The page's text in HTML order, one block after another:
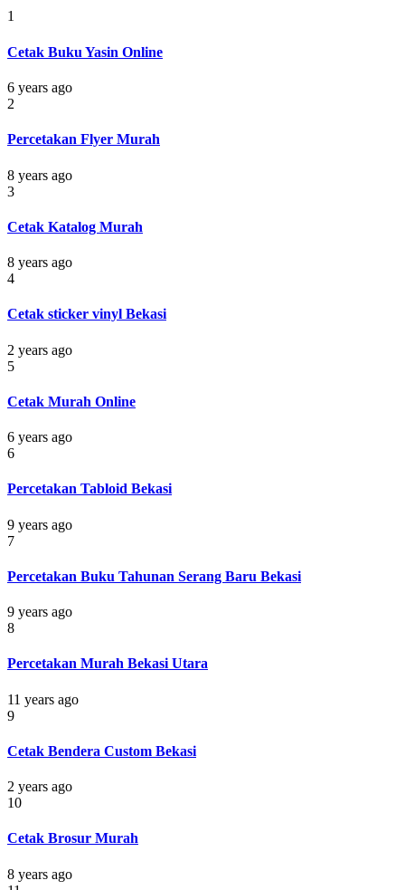
1
Cetak Buku Yasin Online
6 years ago
2
Percetakan Flyer Murah
8 years ago
3
Cetak Katalog Murah
8 years ago
4
Cetak sticker vinyl Bekasi
2 years ago
5
Cetak Murah Online
6 years ago
6
Percetakan Tabloid Bekasi
9 years ago
7
Percetakan Buku Tahunan Serang Baru Bekasi
9 years ago
8
Percetakan Murah Bekasi Utara
11 years ago
9
Cetak Bendera Custom Bekasi
2 years ago
10
Cetak Brosur Murah
8 years ago